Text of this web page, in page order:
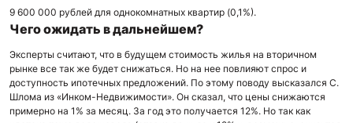
9 600 000 рублей для однокомнатных квартир (0,1%).
Чего ожидать в дальнейшем?
Эксперты считают, что в будущем стоимость жилья на вторичном
рынке все так же будет снижаться. Но на нее повлияют спрос и
доступность ипотечных предложений. По этому поводу высказался С.
Шлома из «Инком-Недвижимости». Он сказал, что цены снижаются
примерно на 1% за месяц. За год это получается 12%. Но так как